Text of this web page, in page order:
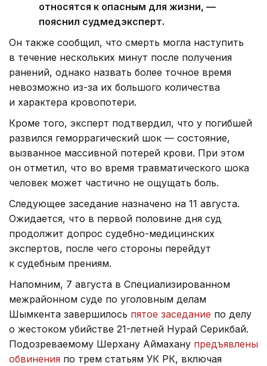
относятся к опасным для жизни, —
пояснил судмедэксперт.
Он также сообщил, что смерть могла наступить
в течение нескольких минут после получения
ранений, однако назвать более точное время
невозможно из-за их большого количества
и характера кровопотери.
Кроме того, эксперт подтвердил, что у погибшей
развился геморрагический шок — состояние,
вызванное массивной потерей крови. При этом
он отметил, что во время травматического шока
человек может частично не ощущать боль.
Следующее заседание назначено на 11 августа.
Ожидается, что в первой половине дня суд
продолжит допрос судебно-медицинских
экспертов, после чего стороны перейдут
к судебным прениям.
Напомним, 7 августа в Специализированном
межрайонном суде по уголовным делам
Шымкента завершилось пятое заседание по делу
о жестоком убийстве 21-летней Нурай Серикбай.
Подозреваемому Шерхану Аймахану предъявлены
обвинения по трем статьям УК РК, включая